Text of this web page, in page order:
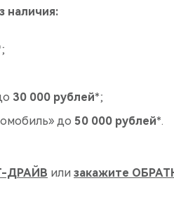
наличия:
30 000 рублей*;
до 50 000 рублей*.
ДРАЙВ или закажите